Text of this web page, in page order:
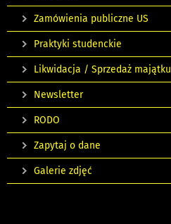
Zamówienia publiczne US
Praktyki studenckie
Likwidacja / Sprzedaż majątku
Newsletter
RODO
Zapytaj o dane
Galerie zdjęć